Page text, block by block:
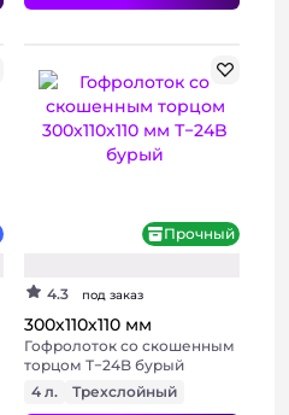
Прочный
4.3 под заказ
300х110х110 мм
Гофролоток со скошенным
торцом Т−24B бурый
4 л.
Трехслойный